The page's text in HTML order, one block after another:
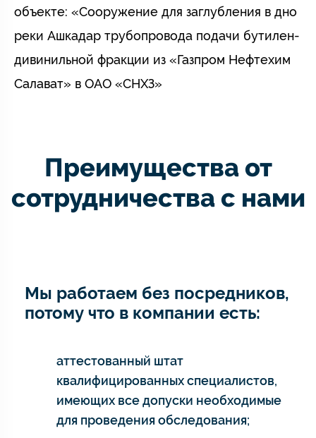
объекте: «Сооружение для заглубления в дно
реки Ашкадар трубопровода подачи бутилен-
дивинильной фракции из «Газпром Нефтехим
Салават» в ОАО «СНХЗ»
Преимущества от
сотрудничества с нами
Мы работаем без посредников,
потому что в компании есть:
аттестованный штат
квалифицированных специалистов,
имеющих все допуски необходимые
для проведения обследования;